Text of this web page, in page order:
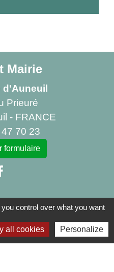
Mairie
Prieuré
- FRANCE
70 23
formulaire
control over what you want
all cookies Personalize